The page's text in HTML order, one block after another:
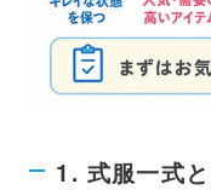
1. 式服一式